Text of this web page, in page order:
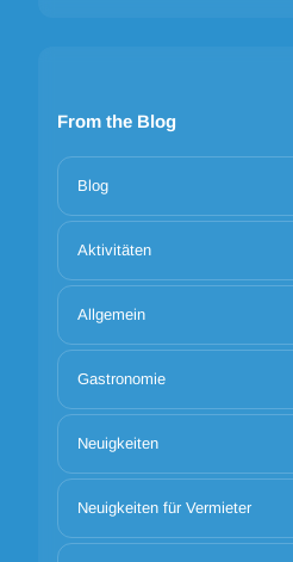
From the Blog
Blog
Aktivitäten
Allgemein
Gastronomie
Neuigkeiten
Neuigkeiten für Vermieter